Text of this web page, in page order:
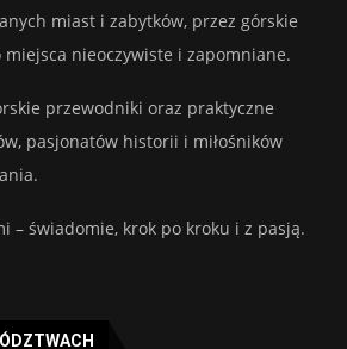
miast i zabytków, przez górskie
nieoczywiste i zapomniane.
przewodniki oraz praktyczne
pasjonatów historii i miłośników
– świadomie, krok po kroku i z pasją.